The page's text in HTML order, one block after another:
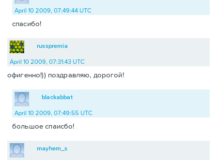
April 10 2009, 07:49:44 UTC
спасибо!
russpremia
April 10 2009, 07:31:43 UTC
офигенно!)) поздравляю, дорогой!
blackabbat
April 10 2009, 07:49:55 UTC
большое спаисбо!
mayhem_s